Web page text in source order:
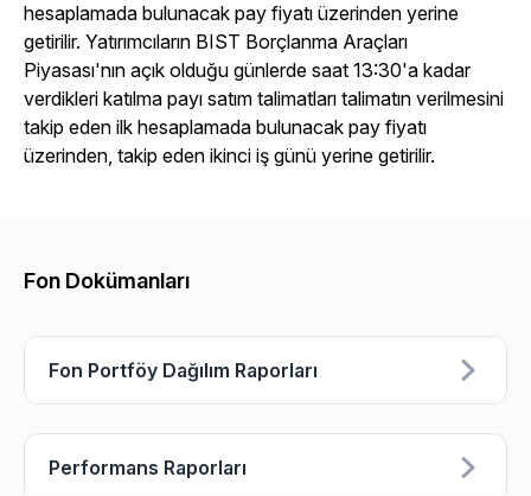
hesaplamada bulunacak pay fiyatı üzerinden yerine
getirilir. Yatırımcıların BIST Borçlanma Araçları
Piyasası'nın açık olduğu günlerde saat 13:30'a kadar
verdikleri katılma payı satım talimatları talimatın verilmesini
takip eden ilk hesaplamada bulunacak pay fiyatı
üzerinden, takip eden ikinci iş günü yerine getirilir.
Fon Dokümanları
Fon Portföy Dağılım Raporları
Performans Raporları